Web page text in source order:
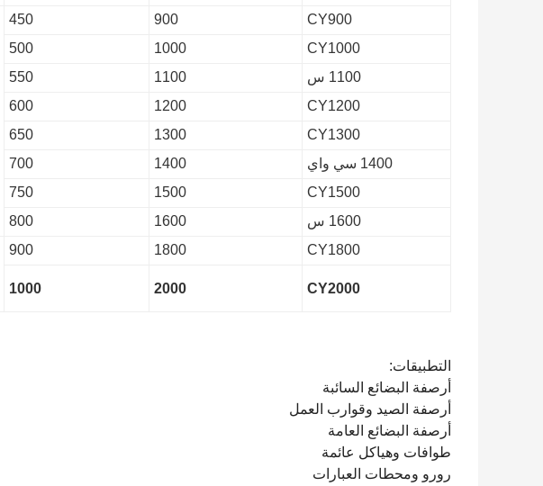
CY900
900
450
CY1000
1000
500
1100 س
1100
550
CY1200
1200
600
CY1300
1300
650
1400 سي واي
1400
700
CY1500
1500
750
1600 س
1600
800
CY1800
1800
900
CY2000
2000
1000
التطبيقات:
أرصفة البضائع السائبة
أرصفة الصيد وقوارب العمل
أرصفة البضائع العامة
طوافات وهياكل عائمة
رورو ومحطات العبارات